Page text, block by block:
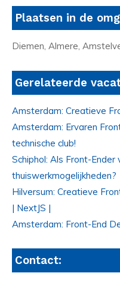
Plaatsen in de
Diemen, Almere,
Gerelateerde
Amsterdam: Creatieve
Amsterdam: Ervaren
technische club!
Schiphol: Als Front-Ender
thuiswerkmogelijkheden?
Hilversum: Creatieve
| NextJS |
Amsterdam: Front-End
Contact: